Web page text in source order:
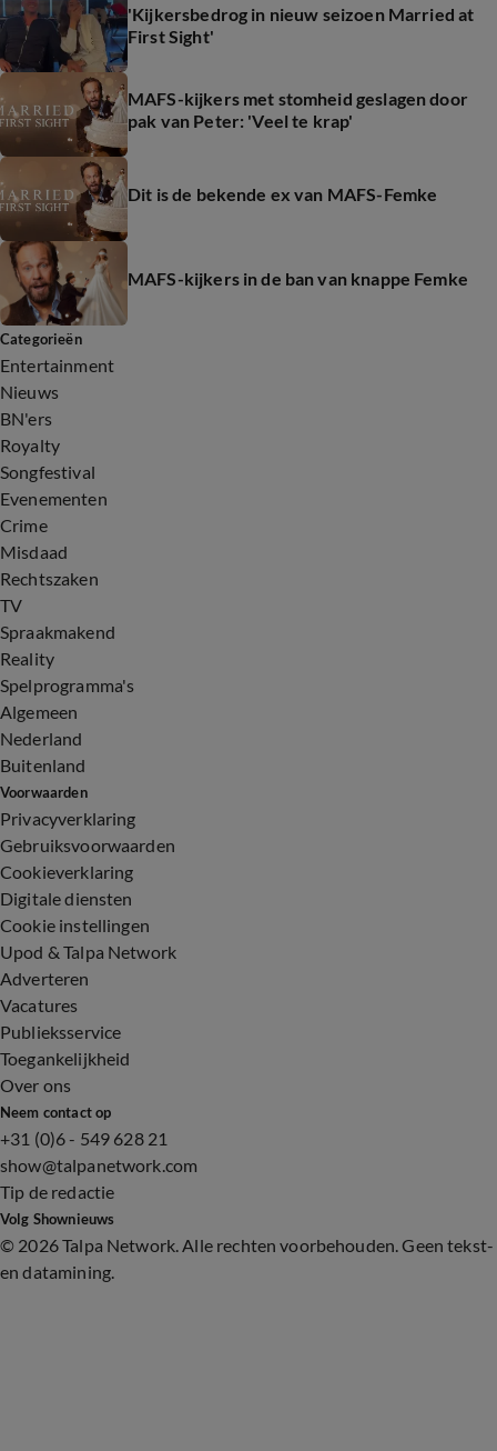
'Kijkersbedrog in nieuw seizoen Married at
First Sight'
MAFS-kijkers met stomheid geslagen door
pak van Peter: 'Veel te krap'
Dit is de bekende ex van MAFS-Femke
MAFS-kijkers in de ban van knappe Femke
Categorieën
Entertainment
Nieuws
BN'ers
Royalty
Songfestival
Evenementen
Crime
Misdaad
Rechtszaken
TV
Spraakmakend
Reality
Spelprogramma's
Algemeen
Nederland
Buitenland
Voorwaarden
Privacyverklaring
Gebruiksvoorwaarden
Cookieverklaring
Digitale diensten
Cookie instellingen
Upod & Talpa Network
Adverteren
Vacatures
Publieksservice
Toegankelijkheid
Over ons
Neem contact op
+31 (0)6 - 549 628 21
show@talpanetwork.com
Tip de redactie
Volg Shownieuws
© 2026 Talpa Network. Alle rechten voorbehouden. Geen tekst-
en datamining.